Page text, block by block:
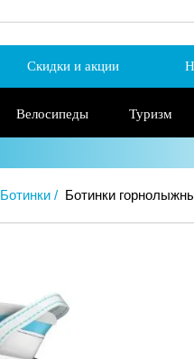
Скидки и акции
Велосипеды Туризм
Ботинки Ботинки